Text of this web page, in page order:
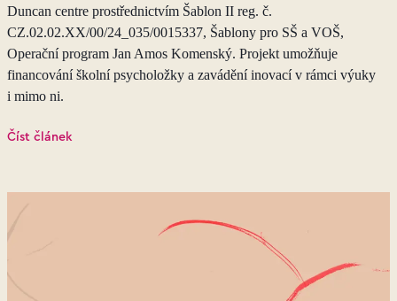
Duncan centre prostřednictvím Šablon II reg. č.
CZ.02.02.XX/00/24_035/0015337, Šablony pro SŠ a VOŠ,
Operační program Jan Amos Komenský. Projekt umožňuje
financování školní psycholožky a zavádění inovací v rámci výuky
i mimo ni.
Číst článek